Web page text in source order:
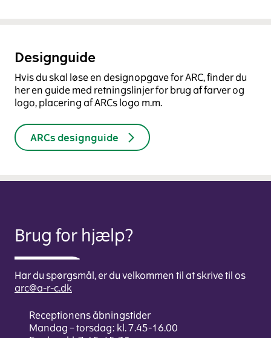
Designguide
Hvis du skal løse en designopgave for ARC, finder du
her en guide med retningslinjer for brug af farver og
logo, placering af ARCs logo m.m.
ARCs designguide
Brug for hjælp?
Har du spørgsmål, er du velkommen til at skrive til os
arc@a-r-c.dk
Receptionens åbningstider
Mandag – torsdag: kl. 7.45-16.00